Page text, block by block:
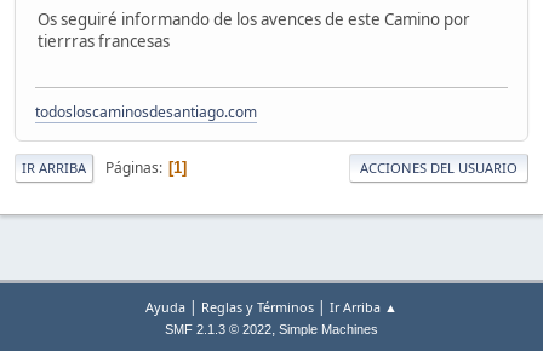
Os seguiré informando de los avences de este Camino por
tierrras francesas
todosloscaminosdesantiago.com
IR ARRIBA Páginas 1 ACCIONES DEL USUARIO
Ayuda Reglas y Términos Ir Arriba ▲
SMF 2.1.3 © 2022, Simple Machines